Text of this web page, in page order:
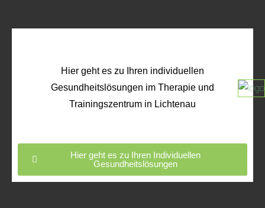
Hier geht es zu Ihren individuellen
Gesundheitslösungen im Therapie und
Trainingszentrum in Lichtenau
Hier geht es zu Ihren Individuellen
Gesundheitslösungen